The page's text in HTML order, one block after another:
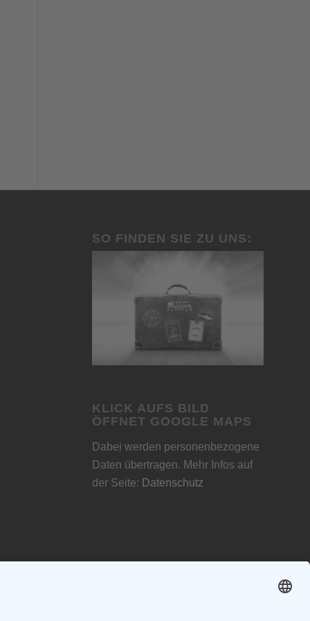
SO FINDEN SIE ZU UNS:
KLICK AUFS BILD
ÖFFNET GOOGLE MAPS
Dabei werden personenbezogene
Daten übertragen. Mehr Infos auf
der Seite: Datenschutz